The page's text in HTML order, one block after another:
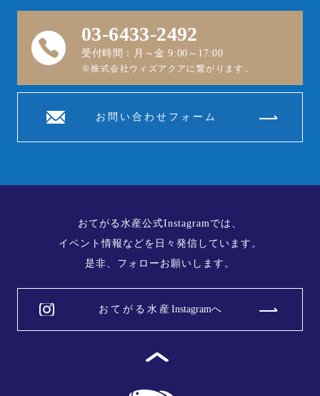
03-6433-2492
受付時間：月～金 9:00～17:00
※株式会社ウィズアクアに繋がります。
お問い合わせフォーム
おてがる水産公式Instagramでは、
​​​​​​​イベント情報などを日々発信しています。
是非、フォローお願いします。
おてがる水産 Instagramへ